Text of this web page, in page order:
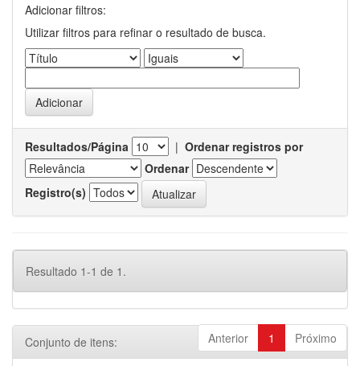
Adicionar filtros:
Utilizar filtros para refinar o resultado de busca.
Resultados/Página | Ordenar registros por
Ordenar
Registro(s)
Resultado 1-1 de 1.
Anterior 1 Próximo
Conjunto de itens: